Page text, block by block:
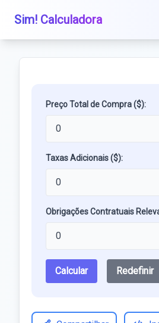
Sim! Calculadora
Preço Total de Compra ($):
Taxas Adicionais ($):
Obrigações Contratuais
Calcular Redefinir